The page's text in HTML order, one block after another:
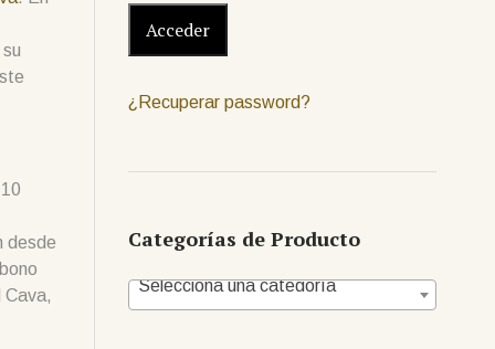
desde
Cava,
¿Recuperar password?
Categorías de Producto
Selecciona una categoría